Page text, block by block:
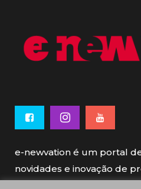
e-newvation é um portal
novidades e inovação de